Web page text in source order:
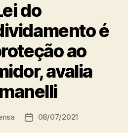
do
é
ao
avalia
Data08/07/2021